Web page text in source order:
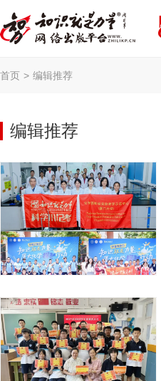
首页 > 编辑推荐
编辑推荐